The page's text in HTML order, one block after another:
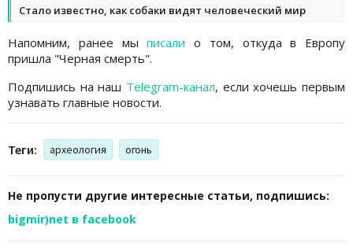
Стало известно, как собаки видят человеческий мир
Напомним, ранее мыписали о том, откуда в Европу
пришла "Черная смерть".
Подпишись на наш Telegram-канал, если хочешь первым
узнавать главные новости.
Теги: археология огонь
Не пропусти другие интересные статьи, подпишись:
bigmir)net в facebook